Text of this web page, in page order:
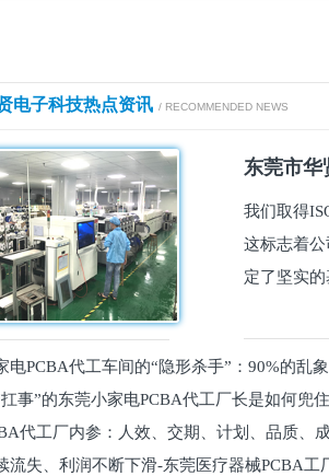
电子科技热点资讯 / RECOMMENDED NEWS
东莞市华
我们取得
这标志着
定了坚实
电PCBA代工车间的“隐形杀手”：90%的乱
事”的东莞小家电PCBA代工厂长是如何兜
代工厂内参：人效、交期、计划、品质
流失、利润不断下滑-东莞医疗器械PCBA工